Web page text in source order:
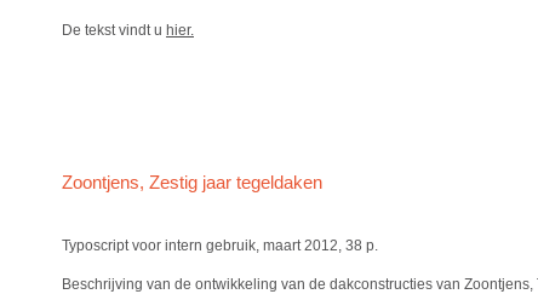
De tekst vindt u hier.
Zoontjens, Zestig jaar tegeldaken
Typoscript voor intern gebruik, maart 2012, 38 p.
Beschrijving van de ontwikkeling van de dakconstructies van Zoontjens,